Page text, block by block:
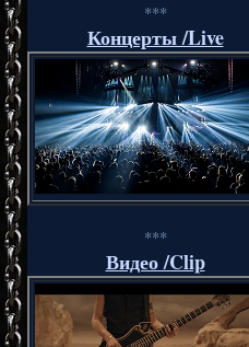
***
Концерты /Live
***
Видео /Clip